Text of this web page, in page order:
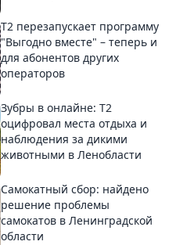
Т2 перезапускает программу
"Выгодно вместе" – теперь и
для абонентов других
операторов
Зубры в онлайне: Т2
оцифровал места отдыха и
наблюдения за дикими
животными в Ленобласти
Самокатный сбор: найдено
решение проблемы
самокатов в Ленинградской
области